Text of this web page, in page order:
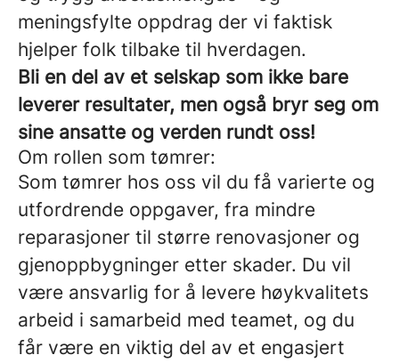
meningsfylte oppdrag der vi faktisk
hjelper folk tilbake til hverdagen.
Bli en del av et selskap som ikke bare
leverer resultater, men også bryr seg om
sine ansatte og verden rundt oss!
Om rollen som tømrer:
Som tømrer hos oss vil du få varierte og
utfordrende oppgaver, fra mindre
reparasjoner til større renovasjoner og
gjenoppbygninger etter skader. Du vil
være ansvarlig for å levere høykvalitets
arbeid i samarbeid med teamet, og du
får være en viktig del av et engasjert